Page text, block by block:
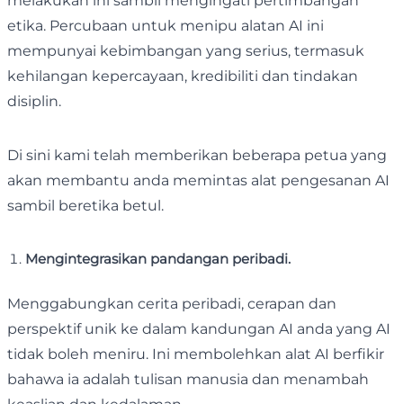
etika. Percubaan untuk menipu alatan AI ini
mempunyai kebimbangan yang serius, termasuk
kehilangan kepercayaan, kredibiliti dan tindakan
disiplin.
Di sini kami telah memberikan beberapa petua yang
akan membantu anda memintas alat pengesanan AI
sambil beretika betul.
Mengintegrasikan pandangan peribadi.
Menggabungkan cerita peribadi, cerapan dan
perspektif unik ke dalam kandungan AI anda yang AI
tidak boleh meniru. Ini membolehkan alat AI berfikir
bahawa ia adalah tulisan manusia dan menambah